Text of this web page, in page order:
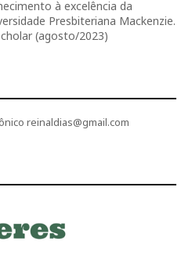
à excelência da
Presbiteriana Mackenzie.
(agosto/2023)
reinaldias@gmail.com